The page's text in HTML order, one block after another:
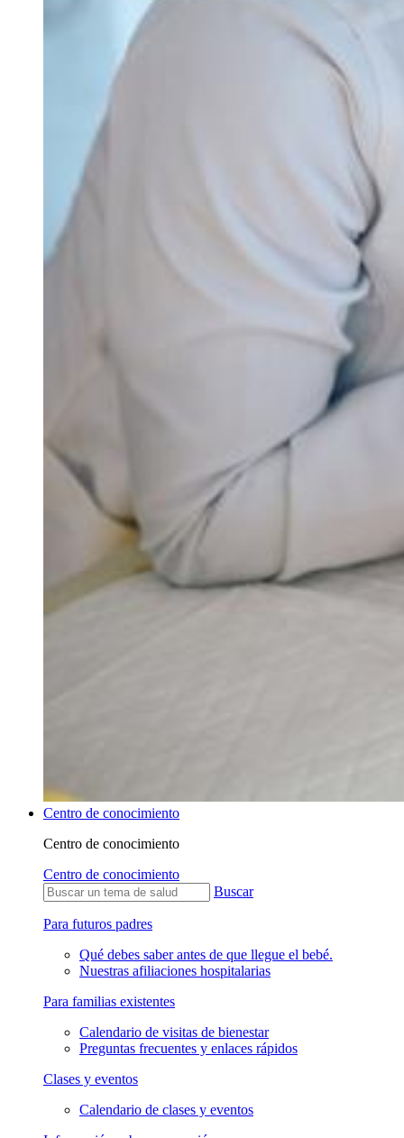
Centro de conocimiento
Centro de conocimiento
Centro de conocimiento
Buscar
Para futuros padres
Qué debes saber antes de que llegue el bebé.
Nuestras afiliaciones hospitalarias
Para familias existentes
Calendario de visitas de bienestar
Preguntas frecuentes y enlaces rápidos
Clases y eventos
Calendario de clases y eventos